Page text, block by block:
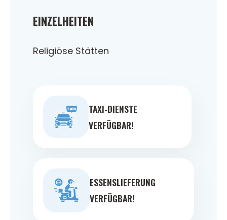
EINZELHEITEN
Religiöse Stätten
TAXI-DIENSTE
VERFÜGBAR!
ESSENSLIEFERUNG
VERFÜGBAR!